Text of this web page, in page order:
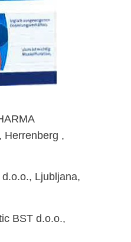
Herrenberg ,
Ljubljana,
BST d.o.o.,